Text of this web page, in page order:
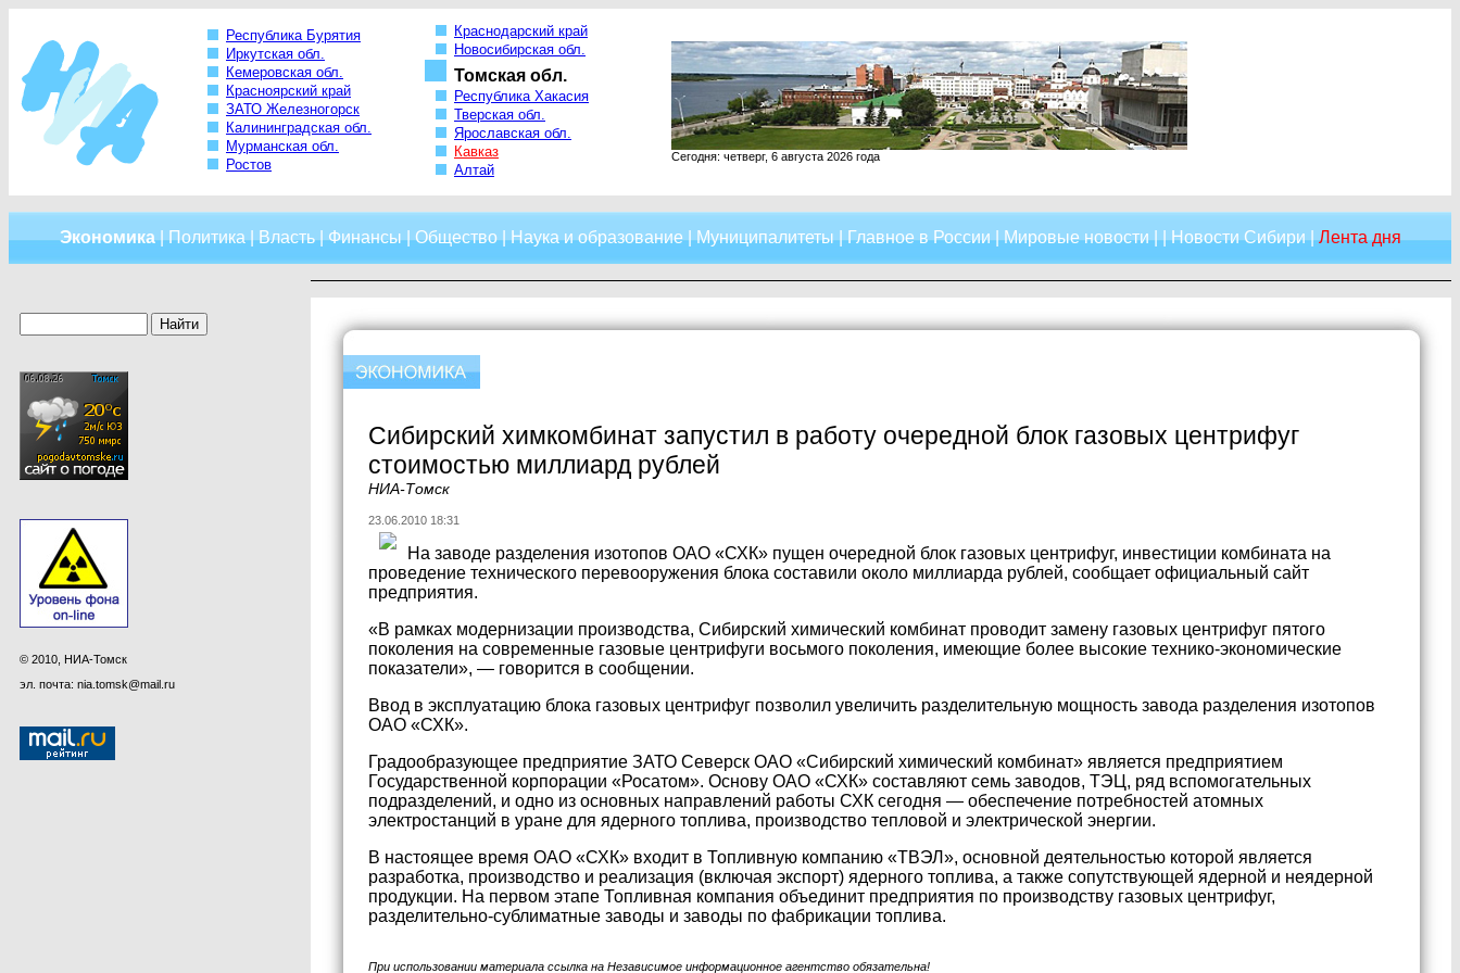
Республика Бурятия
Иркутская обл.
Кемеровская обл.
Красноярский край
ЗАТО Железногорск
Калининградская обл.
Мурманская обл.
Ростов
Краснодарский край
Новосибирская обл.
Томская обл.
Республика Хакасия
Тверская обл.
Ярославская обл.
Кавказ
Алтай
Сегодня: четверг, 6 августа 2026 года
Экономика|Политика|Власть|Финансы|Общество|Наука и образование|Муниципалитеты|Главное в России|Мировые новости| |Новости Сибири|Лента дня
© 2010, НИА-Томск
эл. почта: nia.tomsk@mail.ru
Сибирский химкомбинат запустил в работу очередной блок газовых центрифуг
стоимостью миллиард рублей
НИА-Томск
23.06.2010 18:31
На заводе разделения изотопов ОАО «СХК» пущен очередной блок газовых центрифуг, инвестиции комбината на
проведение технического перевооружения блока составили около миллиарда рублей, сообщает официальный сайт
предприятия.
«В рамках модернизации производства, Сибирский химический комбинат проводит замену газовых центрифуг пятого
поколения на современные газовые центрифуги восьмого поколения, имеющие более высокие технико-экономические
показатели», — говорится в сообщении.
Ввод в эксплуатацию блока газовых центрифуг позволил увеличить разделительную мощность завода разделения изотопов
ОАО «СХК».
Градообразующее предприятие ЗАТО Северск ОАО «Сибирский химический комбинат» является предприятием
Государственной корпорации «Росатом». Основу ОАО «СХК» составляют семь заводов, ТЭЦ, ряд вспомогательных
подразделений, и одно из основных направлений работы СХК сегодня — обеспечение потребностей атомных
электростанций в уране для ядерного топлива, производство тепловой и электрической энергии.
В настоящее время ОАО «СХК» входит в Топливную компанию «ТВЭЛ», основной деятельностью которой является
разработка, производство и реализация (включая экспорт) ядерного топлива, а также сопутствующей ядерной и неядерной
продукции. На первом этапе Топливная компания объединит предприятия по производству газовых центрифуг,
разделительно-сублиматные заводы и заводы по фабрикации топлива.
При использовании материала ссылка на Независимое информационное агентство обязательна!